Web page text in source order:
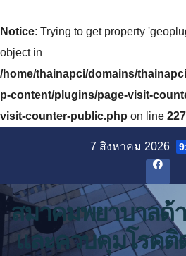
Notice: Trying to get property
object in
/home/thainapci/domains/
p-content/plugins/page-visit-
visit-counter-public.php on line 227
7 สิงหาคม 2026
สมาคมพยาบาลด้
และควบคุมโรคติ